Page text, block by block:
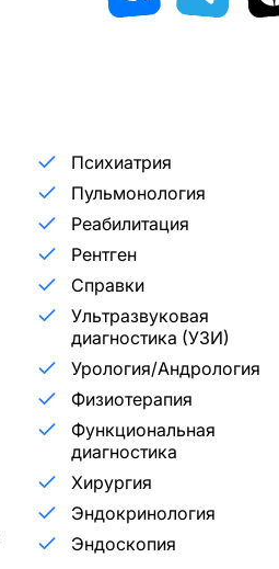
Психиатрия
Пульмонология
Реабилитация
Рентген
Справки
Ультразвуковая
диагностика (УЗИ)
Урология/Андрология
Физиотерапия
Функциональная
диагностика
Хирургия
Эндокринология
Эндоскопия